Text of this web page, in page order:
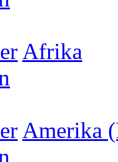
Afrika
Amerika